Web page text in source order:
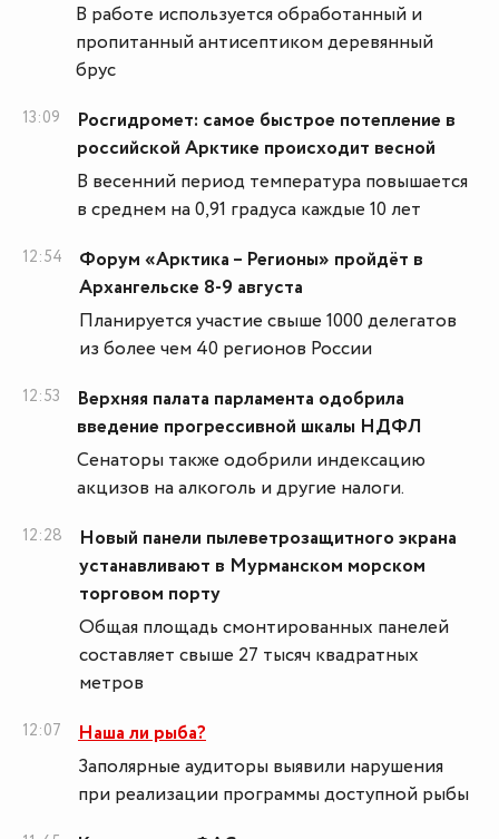
В работе используется обработанный и
пропитанный антисептиком деревянный
брус
13:09
Росгидромет: самое быстрое потепление в
российской Арктике происходит весной
В весенний период температура повышается
в среднем на 0,91 градуса каждые 10 лет
12:54
Форум «Арктика – Регионы» пройдёт в
Архангельске 8-9 августа
Планируется участие свыше 1000 делегатов
из более чем 40 регионов России
12:53
Верхняя палата парламента одобрила
введение прогрессивной шкалы НДФЛ
Сенаторы также одобрили индексацию
акцизов на алкоголь и другие налоги.
12:28
Новый панели пылеветрозащитного экрана
устанавливают в Мурманском морском
торговом порту
Общая площадь смонтированных панелей
составляет свыше 27 тысяч квадратных
метров
12:07
Наша ли рыба?
Заполярные аудиторы выявили нарушения
при реализации программы доступной рыбы